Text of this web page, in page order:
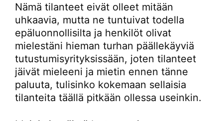
Nämä tilanteet eivät olleet mitään
uhkaavia, mutta ne tuntuivat todella
epäluonnollisilta ja henkilöt olivat
mielestäni hieman turhan päällekäyviä
tutustumisyrityksissään, joten tilanteet
jäivät mieleeni ja mietin ennen tänne
paluuta, tulisinko kokemaan sellaisia
tilanteita täällä pitkään ollessa useinkin.